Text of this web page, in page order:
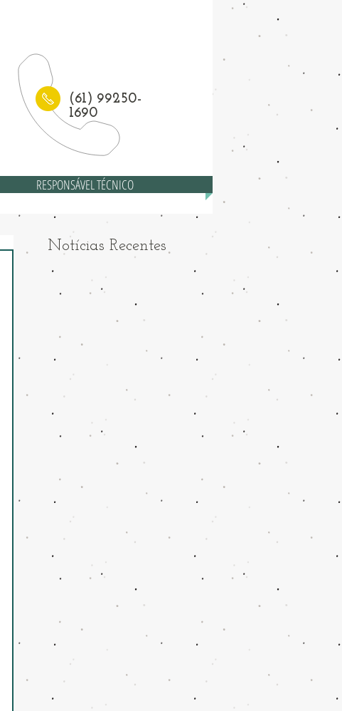
(61) 99250-
1690
RESPONSÁVEL TÉCNICO
Notícias Recentes